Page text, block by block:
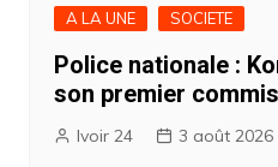
A LA UNE SOCIETE
Police nationale :
son premier
Ivoir 24 3 août 2026